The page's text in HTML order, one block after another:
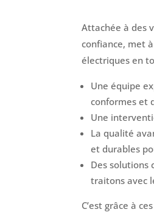
Attachée à des
confiance, met
électriques en
Une équipe
conformes et
Une
La qualité
et durables
Des solutions
traitons avec
C’est grâce à